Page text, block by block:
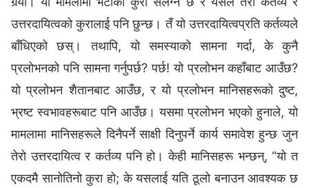
उत्तरदायित्वको कुरालाई पनि छुन्छ। तँ यो उत्तरदायित्वप्रति कर्तव्यले
बाँधिएको छस्। तथापि, यो समस्याको सामना गर्दा, के कुनै
प्रलोभनको पनि सामना गर्नुपर्छ? पर्छ! यो प्रलोभन कहाँबाट आउँछ?
यो प्रलोभन शैतानबाट आउँछ, र यो प्रलोभन मानिसहरूको दुष्ट,
भ्रष्ट स्वभावहरूबाट पनि आउँछ। यसमा प्रलोभन भएको हुनाले, यो
मामलामा मानिसहरूले दिनैपर्ने साक्षी दिनुपर्ने कार्य समावेश हुन्छ जुन
तेरो उत्तरदायित्व र कर्तव्य पनि हो। केही मानिसहरू भन्छन्, “यो त
एकदमै सानोतिनो कुरा हो; के यसलाई यति ठूलो बनाउन आवश्यक छ